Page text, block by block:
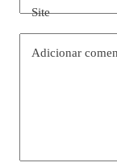
Site
Adicionar